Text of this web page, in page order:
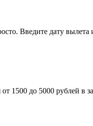
Введите дату
от 1500 до 5000 рублей